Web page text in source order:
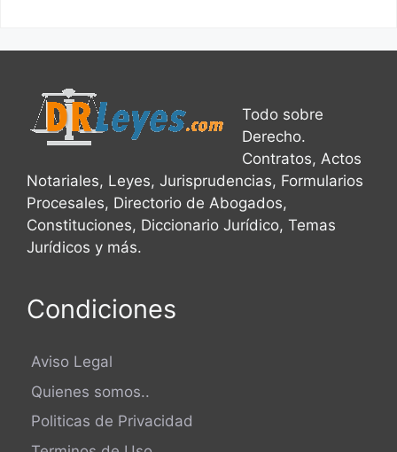
Todo sobre
Derecho.
Contratos, Actos
Notariales, Leyes, Jurisprudencias, Formularios
Procesales, Directorio de Abogados,
Constituciones, Diccionario Jurídico, Temas
Jurídicos y más.
Condiciones
Aviso Legal
Quienes somos..
Politicas de Privacidad